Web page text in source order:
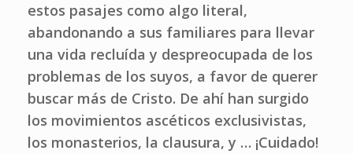
estos pasajes como algo literal,
abandonando a sus familiares para llevar
una vida recluída y despreocupada de los
problemas de los suyos, a favor de querer
buscar más de Cristo. De ahí han surgido
los movimientos ascéticos exclusivistas,
los monasterios, la clausura, y … ¡Cuidado!